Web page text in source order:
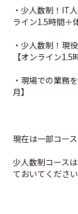
・少人数制！IT
ライン1.5時間＋
・少人数制！現
【オンライン1.5
・現場での業務
月】
現在は一部コー
少人数制コース
ておいてください